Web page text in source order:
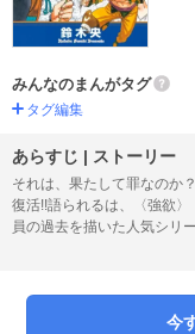
みんなのまんがタグ
タグ編集
あらすじ | ストーリー
それは、果たして罪なのか
復活!!語られるは、〈強欲
員の過去を描いた人気シリ
ディアンヌの３名分を、初
今